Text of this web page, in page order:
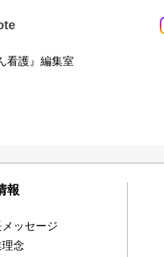
看護』編集室
報
ッセージ
念